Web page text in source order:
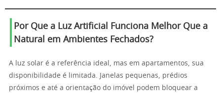
Por Que a Luz Artificial Funciona Melhor Que a
Natural em Ambientes Fechados?
A luz solar é a referência ideal, mas em apartamentos, sua
disponibilidade é limitada. Janelas pequenas, prédios
próximos e até a orientação do imóvel podem bloquear a